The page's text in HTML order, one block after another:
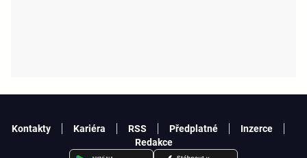
Kontakty Kariéra RSS Předplatné
Inzerce
Redakce